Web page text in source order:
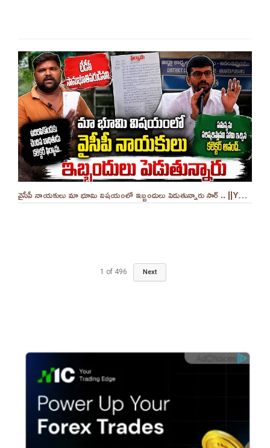
వైసీపీ నాయకులు మా భూమి విషయంలో ఇబ్బందులు పెడుతున్నారు సార్ .. ||YES 9TV
1 of 496 Next